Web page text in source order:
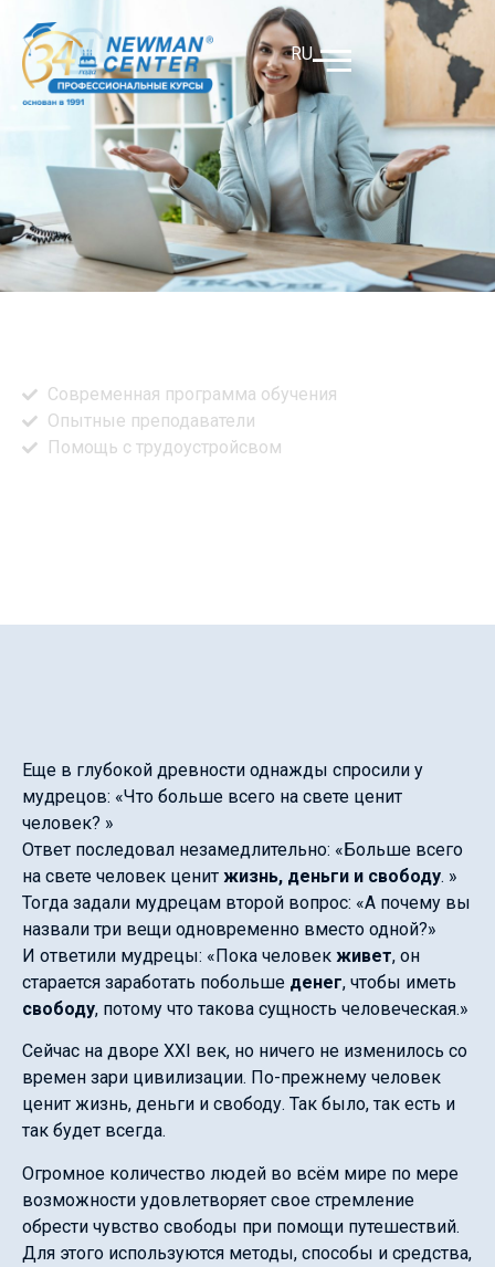
RU
Современная программа обучения
Опытные преподаватели
Помощь с трудоустройсвом
Еще в глубокой древности однажды спросили у
мудрецов: «Что больше всего на свете ценит
человек? »
Ответ последовал незамедлительно: «Больше всего
на свете человек ценит жизнь, деньги и свободу. »
Тогда задали мудрецам второй вопрос: «А почему вы
назвали три вещи одновременно вместо одной?»
И ответили мудрецы: «Пока человек живет, он
старается заработать побольше денег, чтобы иметь
свободу, потому что такова сущность человеческая.»
Сейчас на дворе XXI век, но ничего не изменилось со
времен зари цивилизации. По-прежнему человек
ценит жизнь, деньги и свободу. Так было, так есть и
так будет всегда.
Огромное количество людей во всём мире по мере
возможности удовлетворяет свое стремление
обрести чувство свободы при помощи путешествий.
Для этого используются методы, способы и средства,